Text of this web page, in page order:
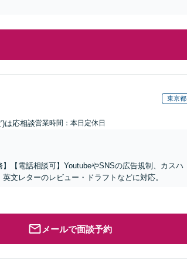
東京都
は応相談営業時間：本日定休日
【電話相談可】YoutubeやSNSの広告規制、カスハ
文レターのレビュー・ドラフトなどに対応。
メールで面談予約